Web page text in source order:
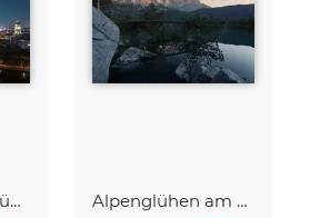
Aurora Borealis über der Hauptstadt Berlin Alpenglühen am Eibsee bei Sonnenuntergang